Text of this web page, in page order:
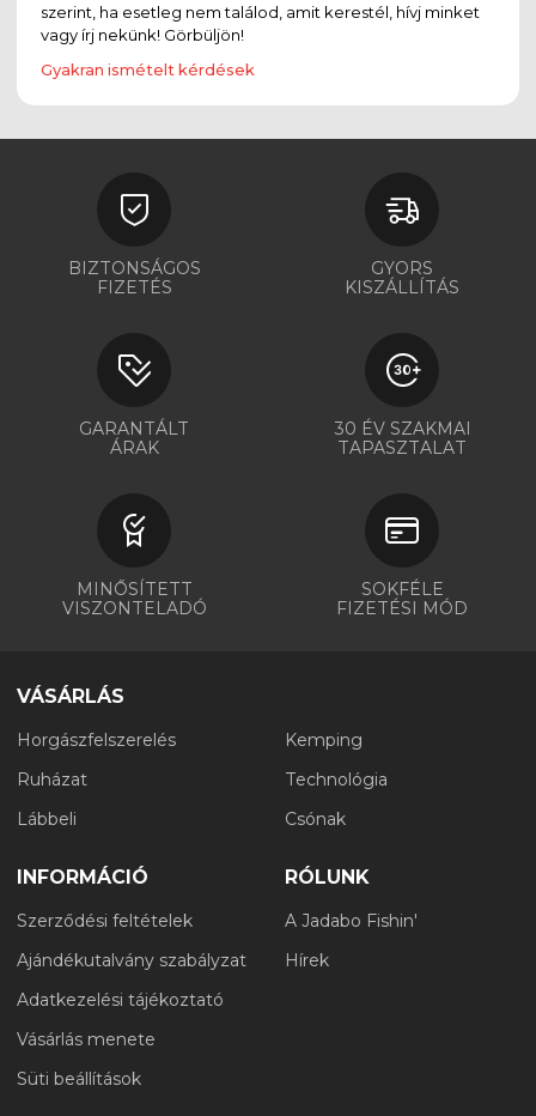
szerint, ha esetleg nem találod, amit kerestél, hívj minket
vagy írj nekünk! Görbüljön!
Gyakran ismételt kérdések
BIZTONSÁGOS
FIZETÉS
GYORS
KISZÁLLÍTÁS
GARANTÁLT
ÁRAK
30 ÉV SZAKMAI
TAPASZTALAT
MINŐSÍTETT
VISZONTELADÓ
SOKFÉLE
FIZETÉSI MÓD
VÁSÁRLÁS
Horgászfelszerelés
Ruházat
Lábbeli
Kemping
Technológia
Csónak
INFORMÁCIÓ
Szerződési feltételek
Ajándékutalvány szabályzat
Adatkezelési tájékoztató
Vásárlás menete
Süti beállítások
RÓLUNK
A Jadabo Fishin'
Hírek